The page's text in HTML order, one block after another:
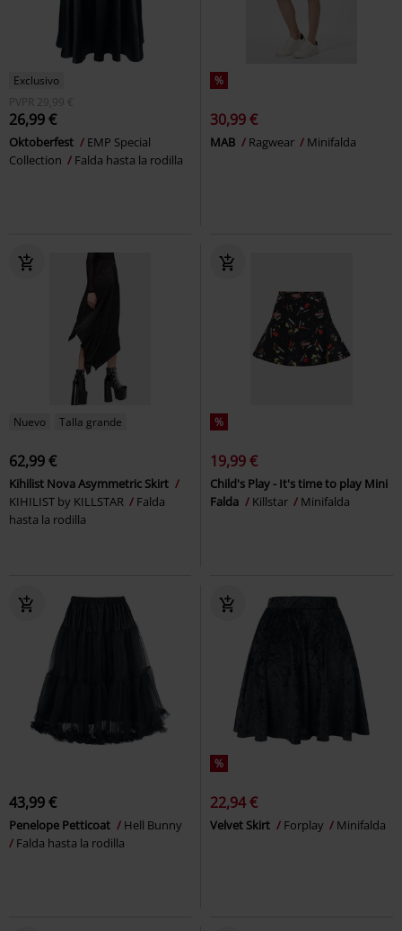
Exclusivo
PVPR 29,99 €
26,99 €
Oktoberfest
EMP Special
Collection
Falda hasta la rodilla
%
30,99 €
MAB Ragwear Minifalda
Nuevo Talla grande
62,99 €
Kihilist Nova Asymmetric Skirt
KIHILIST by KILLSTAR
Falda
hasta la rodilla
%
19,99 €
Child's Play - It's time to play Mini
Falda
Killstar Minifalda
43,99 €
Penelope Petticoat
Hell Bunny
Falda hasta la rodilla
%
22,94 €
Velvet Skirt Forplay Minifalda